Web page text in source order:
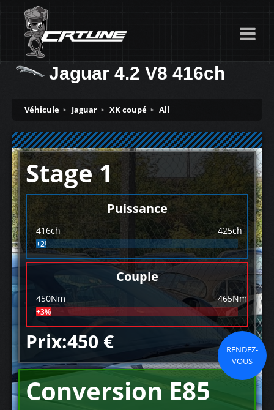
Jaguar 4.2 V8 416ch
Véhicule Jaguar XK coupé All
Stage 1
Puissance
416ch 425ch
+2%
Couple
450Nm 465Nm
+3%
Prix:450 €
RENDEZ-
VOUS
Conversion E85